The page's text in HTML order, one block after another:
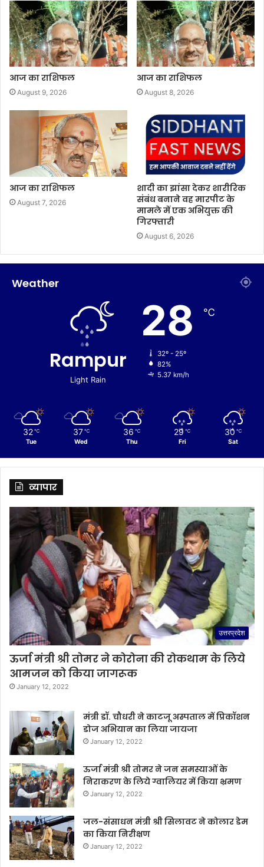
आज का राशिफल
August 9, 2026
आज का राशिफल
August 8, 2026
आज का राशिफल
August 7, 2026
शादी का झांसा देकर शारीरिक
संबंध बनाने वह मारपीट के
मामले में एक अभियुक्त की
गिरफ्तारी
August 6, 2026
Weather
Rampur
Light Rain
28 ℃
32º - 25º
82%
5.37 km/h
32 ℃
Tue
37 ℃
Wed
36 ℃
Thu
29 ℃
Fri
30 ℃
Sat
व्यापार
उत्तरप्रदेश
ऊर्जा मंत्री श्री तोमर ने कोरोना की रोकथाम के लिये
आमजन को किया जागरूक
January 12, 2022
मंत्री डॉ. चौधरी ने काटजू अस्पताल में प्रिकॉशन
डोज अभियान का लिया जायजा
January 12, 2022
ऊर्जा मंत्री श्री तोमर ने जन समस्याओं के
निराकरण के लिये ग्वालियर में किया भ्रमण
January 12, 2022
जल-संसाधन मंत्री श्री सिलावट ने कोलार डेम
का किया निरीक्षण
January 12, 2022